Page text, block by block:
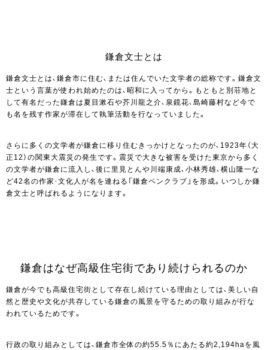
鎌倉文士とは
鎌倉文士とは、鎌倉市に住む、または住んでいた文学者の総称です。鎌倉文
士という言葉が使われ始めたのは、昭和に入ってから。もともと別荘地と
して有名だった鎌倉は夏目漱石や芥川龍之介、泉鏡花、島崎藤村など今で
も名を残す作家が滞在して執筆活動を行なっていました。
さらに多くの文学者が鎌倉に移り住むきっかけとなったのが、1923年（大
正12）の関東大震災の発生です。震災で大きな被害を受けた東京から多く
の文学者が鎌倉に流入し、後に里見とんや川端康成、小林秀雄、横山隆一な
ど42名の作家・文化人が名を連ねる「鎌倉ペンクラブ」を形成。いつしか鎌
倉文士と呼ばれるようになります。
鎌倉はなぜ高級住宅街であり続けられるのか
鎌倉が今でも高級住宅街として存在し続けている理由としては、美しい自
然と歴史や文化が共存している鎌倉の風景を守るための取り組みが行な
われているためです。
行政の取り組みとしては、鎌倉市全体の約55.5％にあたる約2,194haを風